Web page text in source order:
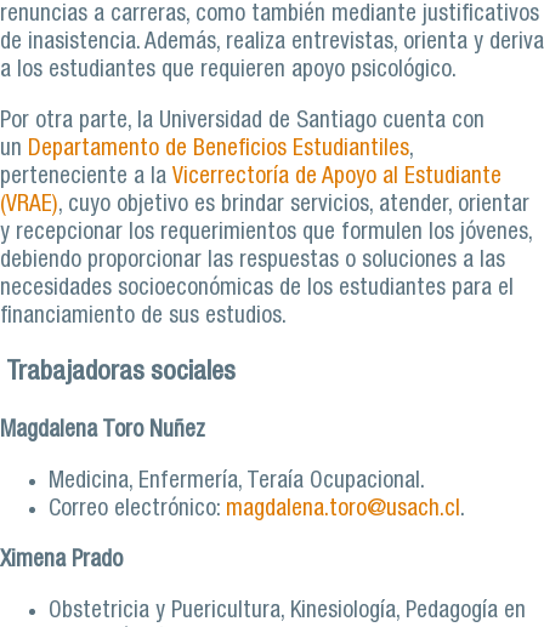
renuncias a carreras, como también mediante justificativos
de inasistencia. Además, realiza entrevistas, orienta y deriva
a los estudiantes que requieren apoyo psicológico.
Por otra parte, la Universidad de Santiago cuenta con
un Departamento de Beneficios Estudiantiles,
perteneciente a la Vicerrectoría de Apoyo al Estudiante
(VRAE), cuyo objetivo es brindar servicios, atender, orientar
y recepcionar los requerimientos que formulen los jóvenes,
debiendo proporcionar las respuestas o soluciones a las
necesidades socioeconómicas de los estudiantes para el
financiamiento de sus estudios.
Trabajadoras sociales
Magdalena Toro Nuñez
Medicina, Enfermería, Teraía Ocupacional.
Correo electrónico: magdalena.toro@usach.cl.
Ximena Prado
Obstetricia y Puericultura, Kinesiología, Pedagogía en